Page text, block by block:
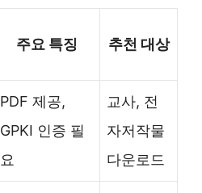
주요 특징 추천 대상
PDF 제공,
GPKI 인증 필
요
교사, 전
자저작물
다운로드